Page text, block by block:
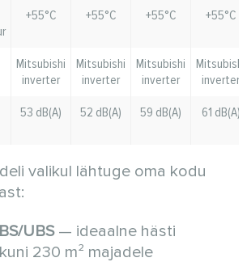
+55°C +55°C +55°C +55°C
Mitsubishi
inverter
Mitsubishi
inverter
Mitsubishi
inverter
Mitsubishi
inverter
53 dB(A) 52 dB(A) 59 dB(A) 61 dB(A)
valikul lähtuge oma kodu
UBS— ideaalne hästi
230 m² majadele